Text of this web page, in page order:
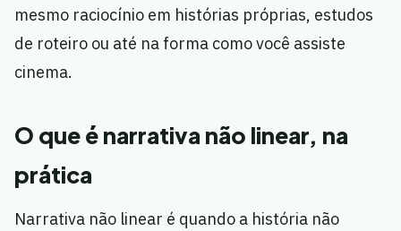
mesmo raciocínio em histórias próprias, estudos
de roteiro ou até na forma como você assiste
cinema.
O que é narrativa não linear, na
prática
Narrativa não linear é quando a história não